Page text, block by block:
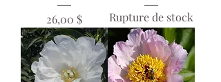
Prix
26,00 $
Rupture de stock